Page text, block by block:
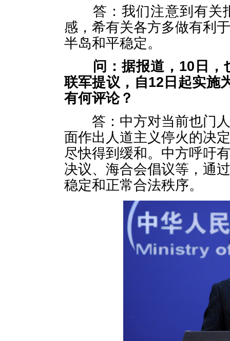
答：我们注意到有关
感，希有关各方多做有利
半岛和平稳定。
问：据报道，10日，
联军提议，自12日起实施
有何评论？
答：中方对当前也门人
面作出人道主义停火的决
尽快得到缓和。中方呼吁
决议、海合会倡议等，通
稳定和正常合法秩序。